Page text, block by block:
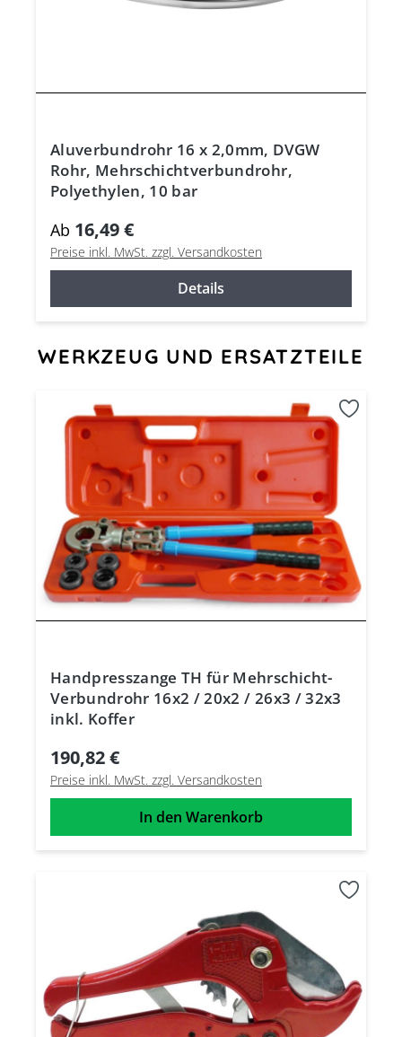
Aluverbundrohr 16 x 2,0mm, DVGW
Rohr, Mehrschichtverbundrohr,
Polyethylen, 10 bar
Ab 16,49 €
Preise inkl. MwSt. zzgl. Versandkosten
Details
Produktgalerie überspringen
WERKZEUG UND ERSATZTEILE
Handpresszange TH für Mehrschicht-
Verbundrohr 16x2 / 20x2 / 26x3 / 32x3
inkl. Koffer
190,82 €
Preise inkl. MwSt. zzgl. Versandkosten
In den Warenkorb